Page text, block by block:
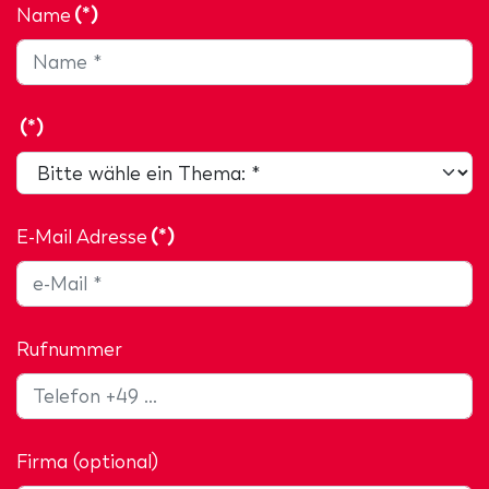
Name (*)
(*)
E-Mail Adresse (*)
Rufnummer
Firma (optional)